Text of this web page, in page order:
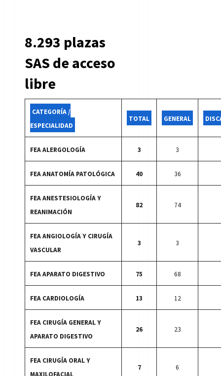
8.293 plazas
SAS de acceso
libre
CATEGORÍA /
ESPECIALIDAD
TOTAL GENERAL
FEA ALERGOLOGÍA 3 3
FEA ANATOMÍA PATOLÓGICA 40 36
FEA ANESTESIOLOGÍA Y
REANIMACIÓN
82 74
FEA ANGIOLOGÍA Y CIRUGÍA
VASCULAR
3 3
FEA APARATO DIGESTIVO 75 68
FEA CARDIOLOGÍA 13 12
FEA CIRUGÍA GENERAL Y
APARATO DIGESTIVO
26 23
FEA CIRUGÍA ORAL Y
7 6